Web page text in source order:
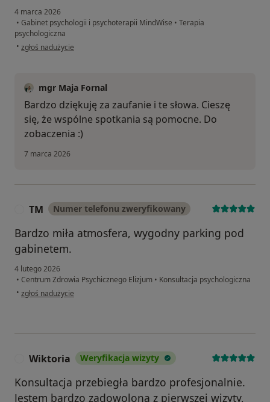
4 marca 2026
• Gabinet psychologii i psychoterapii MindWise • Terapia
psychologiczna
• w opinii użytkownika Klaudia
zgłoś nadużycie
mgr Maja Fornal
Bardzo dziękuję za zaufanie i te słowa. Cieszę
się, że wspólne spotkania są pomocne. Do
zobaczenia :)
7 marca 2026
TM Numer telefonu zweryfikowany
Bardzo miła atmosfera, wygodny parking pod
gabinetem.
4 lutego 2026
• Centrum Zdrowia Psychicznego Elizjum • Konsultacja psychologiczna
• w opinii użytkownika TM
zgłoś nadużycie
Wiktoria Weryfikacja wizyty
Konsultacja przebiegła bardzo profesjonalnie.
Jestem bardzo zadowolona z pierwszej wizyty,